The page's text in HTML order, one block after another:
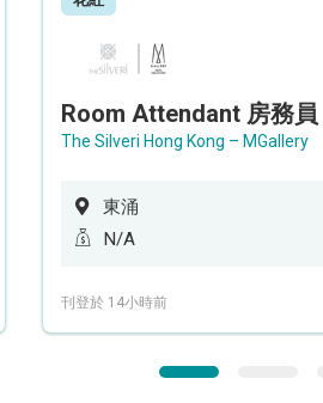
Room Attendant 房務
The Silveri Hong Kong – MGallery
東涌
N/A
刊登於 14小時前